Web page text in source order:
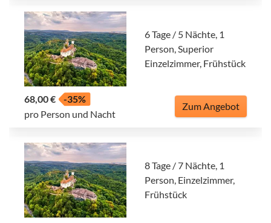
6 Tage / 5 Nächte, 1
Person, Superior
Einzelzimmer, Frühstück
68,00 €
-35%
pro Person und Nacht
Zum Angebot
8 Tage / 7 Nächte, 1
Person, Einzelzimmer,
Frühstück